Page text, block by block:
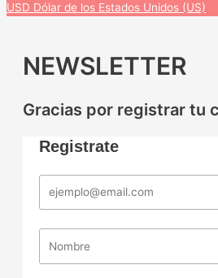
USD Dólar de los Estados Unidos (US)
NEWSLETTER
Gracias por registrar tu
Registrate